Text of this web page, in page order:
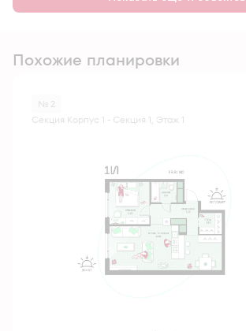
Похожие планировки
№ 2
Секция Корпус 1 - Секция 1, Этаж 1